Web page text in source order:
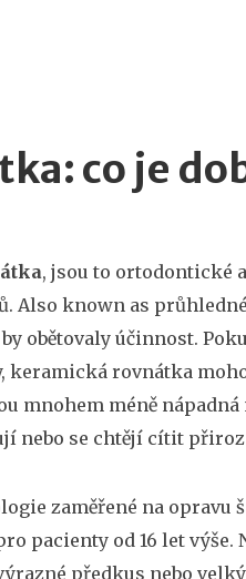
co je
, jsou to ortodontické
. Also known as
obětovaly účinnost.
keramická rovnátka
mnohem méně
nebo se chtějí cítit
zaměřené na opravu
pacienty od 16 let
předkus nebo